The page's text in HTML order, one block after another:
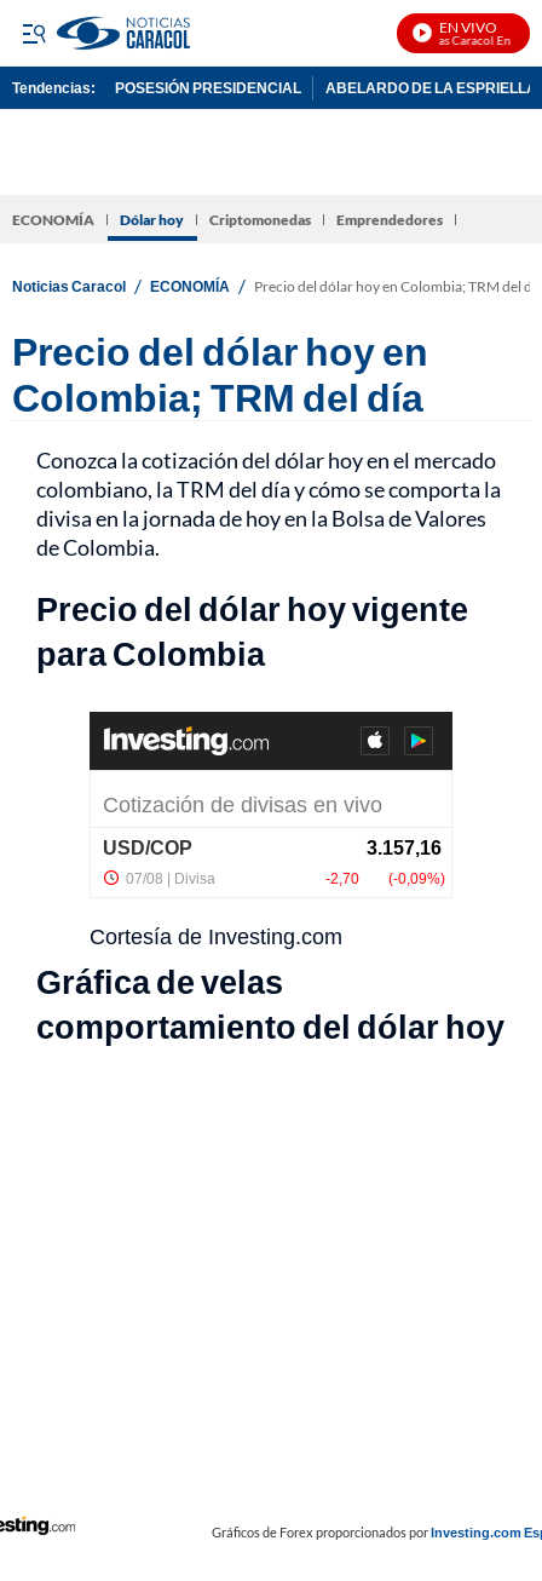
EN VIVO
Noticias Caracol En Vivo
Tendencias: POSESIÓN PRESIDENCIAL ABELARDO DE LA ESPRIELLA
ECONOMÍA Dólar hoy Criptomonedas Emprendedores
Noticias Caracol / ECONOMÍA / Precio del dólar hoy en Colombia; TRM del día
Precio del dólar hoy en
Colombia; TRM del día
Conozca la cotización del dólar hoy en el mercado
colombiano, la TRM del día y cómo se comporta la
divisa en la jornada de hoy en la Bolsa de Valores
de Colombia.
Precio del dólar hoy vigente
para Colombia
Cortesía de Investing.com
Gráfica de velas
comportamiento del dólar hoy
Gráficos de Forex proporcionados porInvesting.com